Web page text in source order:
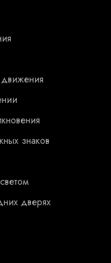
знаков
дверях